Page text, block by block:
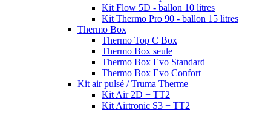
Kit Flow 5D - ballon 10 litres
Kit Thermo Pro 90 - ballon 15 litres
Thermo Box
Thermo Top C Box
Thermo Box seule
Thermo Box Evo Standard
Thermo Box Evo Confort
Kit air pulsé / Truma Therme
Kit Air 2D + TT2
Kit Airtronic S3 + TT2